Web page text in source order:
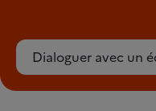
Dialoguer avec un